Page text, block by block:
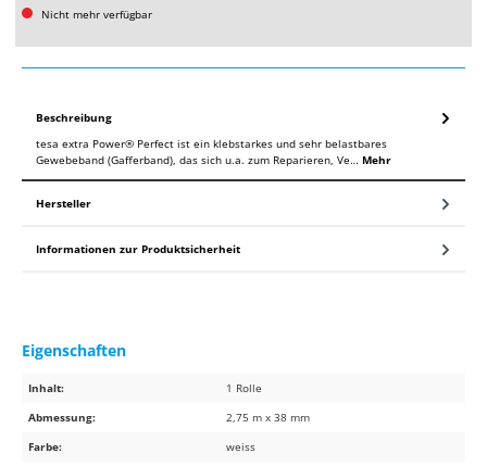
Nicht mehr verfügbar
Beschreibung
tesa extra Power® Perfect ist ein klebstarkes und sehr belastbares
Gewebeband (Gafferband), das sich u.a. zum Reparieren, Ve… Mehr
Hersteller
Informationen zur Produktsicherheit
Eigenschaften
Inhalt:
1 Rolle
Abmessung:
2,75 m x 38 mm
Farbe:
weiss